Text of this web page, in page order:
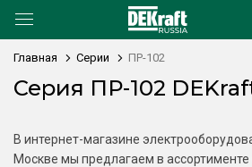
Главная Серии ПР-102
Серия ПР-102
В интернет-магазине
Москве мы предлагаем в